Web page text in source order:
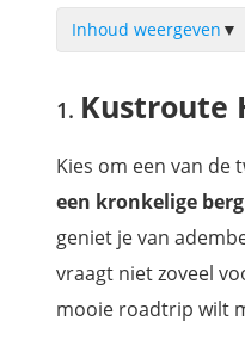
Inhoud weergeven ▼
Wandel- of fietstocht
Snorkelen en duiken in
Een boottocht langs
Workshop
Surfen, windsurfen &
Kustroute
Kies om een van de
een kronkelige
geniet je van
vraagt niet zoveel
mooie roadtrip wilt